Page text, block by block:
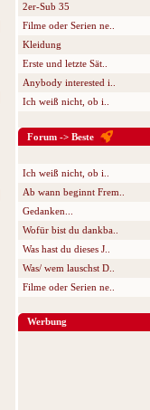
2er-Sub 35
Filme oder Serien ne..
Kleidung
Erste und letzte Sät..
Anybody interested i..
Ich weiß nicht, ob i..
Forum -> Beste
Ich weiß nicht, ob i..
Ab wann beginnt Frem..
Gedanken...
Wofür bist du dankba..
Was hast du dieses J..
Was/ wem lauschst D..
Filme oder Serien ne..
Werbung